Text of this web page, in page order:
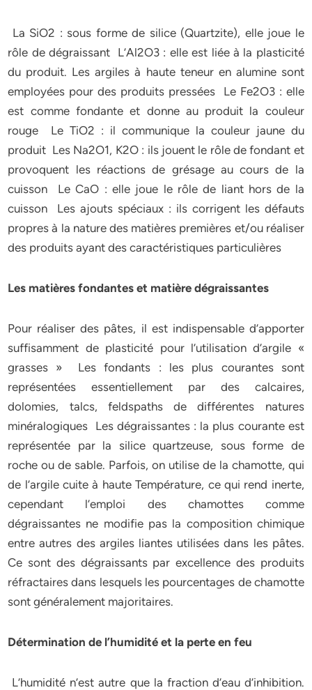
La SiO2 : sous forme de silice (Quartzite), elle joue le
rôle de dégraissant L’Al2O3 : elle est liée à la plasticité
du produit. Les argiles à haute teneur en alumine sont
employées pour des produits pressées Le Fe2O3 : elle
est comme fondante et donne au produit la couleur
rouge Le TiO2 : il communique la couleur jaune du
produit Les Na2O1, K2O : ils jouent le rôle de fondant et
provoquent les réactions de grésage au cours de la
cuisson Le CaO : elle joue le rôle de liant hors de la
cuisson Les ajouts spéciaux : ils corrigent les défauts
propres à la nature des matières premières et/ou réaliser
des produits ayant des caractéristiques particulières
Les matières fondantes et matière dégraissantes
Pour réaliser des pâtes, il est indispensable d’apporter
suffisamment de plasticité pour l’utilisation d’argile «
grasses » Les fondants : les plus courantes sont
représentées essentiellement par des calcaires,
dolomies, talcs, feldspaths de différentes natures
minéralogiques Les dégraissantes : la plus courante est
représentée par la silice quartzeuse, sous forme de
roche ou de sable. Parfois, on utilise de la chamotte, qui
de l’argile cuite à haute Température, ce qui rend inerte,
cependant l’emploi des chamottes comme
dégraissantes ne modifie pas la composition chimique
entre autres des argiles liantes utilisées dans les pâtes.
Ce sont des dégraissants par excellence des produits
réfractaires dans lesquels les pourcentages de chamotte
sont généralement majoritaires.
Détermination de l’humidité et la perte en feu
L’humidité n’est autre que la fraction d’eau d’inhibition.